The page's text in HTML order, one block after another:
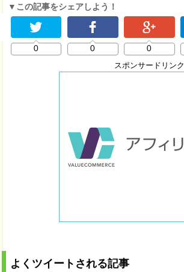
▼この記事をシェアしよう！
0 0 0
スポンサードリンク
よくツイートされる記事